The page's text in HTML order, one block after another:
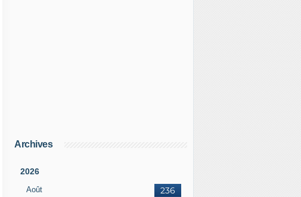
Archives
2026
Août 236